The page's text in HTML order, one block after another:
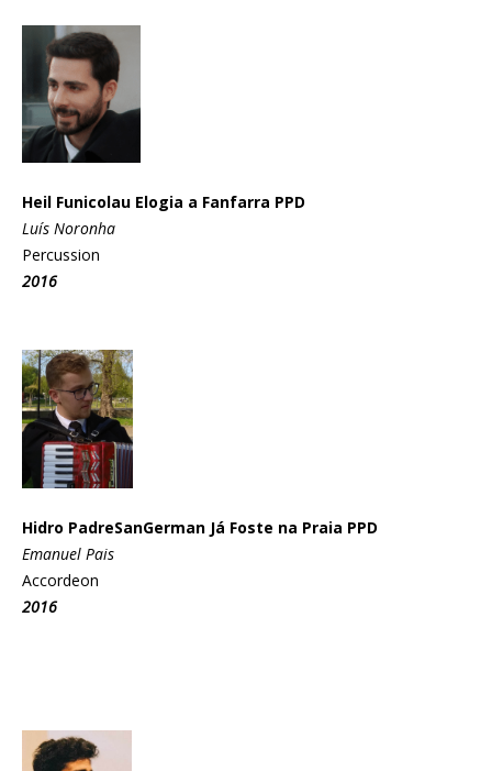
Heil Funicolau Elogia a Fanfarra PPD
Luís Noronha
Percussion
2016
Hidro PadreSanGerman Já Foste na Praia PPD
Emanuel Pais
Accordeon
2016